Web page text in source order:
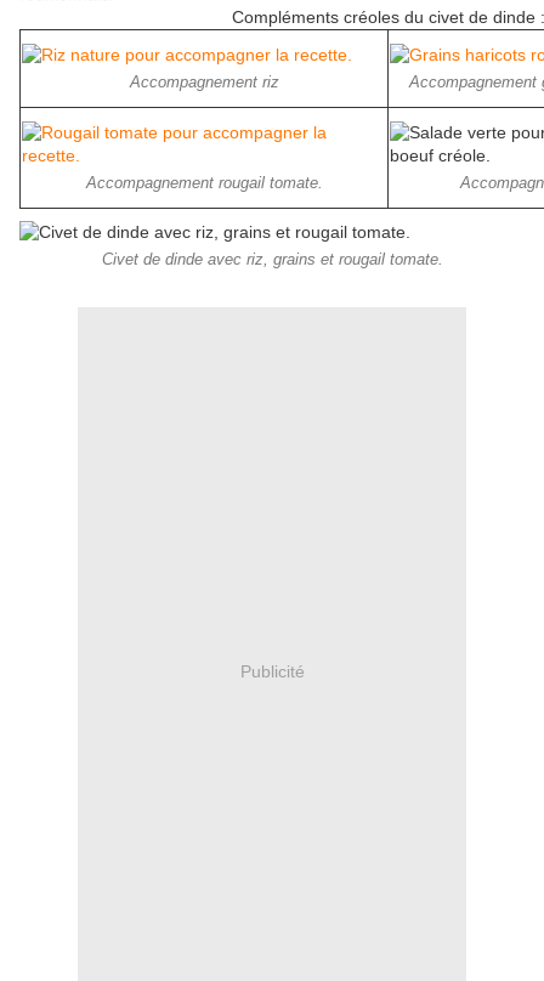
Compléments créoles du civet de dinde :
Accompagnement riz Accompagnement
Accompagnement rougail tomate.
Civet de dinde avec riz, grains et rougail tomate.
Publicité